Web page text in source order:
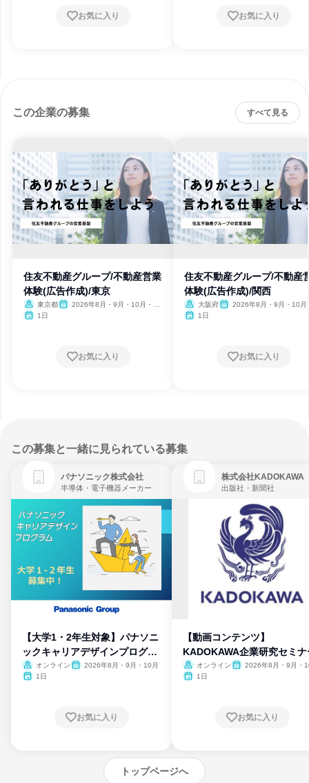
お気に入り お気に入り
この企業の募集 すべて見る
住友不動産グループ/不動産営業
体験(広告作成)/東京
東京都
2026年8月・9月・10月・11
1日
お気に入り
住友不動産グループ/不動産
体験(広告作成)/関西
大阪府
2026年8月・9月・10月
1日
お気に入り
この募集と一緒に見られている募集
パナソニック株式会社
半導体・電子機器メーカー
【大学1・2年生対象】パナソニ
ックキャリアデザインプログラ
ム
オンライン
2026年8月・9月・10月
1日
お気に入り
株式会社KADOKAWA
出版社・新聞社
【動画コンテンツ】
KADOKAWA企業研究セミナ
オンライン
2026年8月・9月・
1日
お気に入り
トップページへ